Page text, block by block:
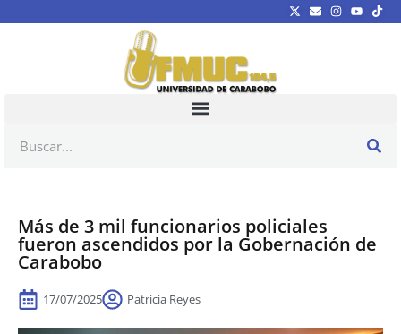
Más de 3 mil funcionarios policiales
fueron ascendidos por la Gobernación de
Carabobo
17/07/2025 Patricia Reyes